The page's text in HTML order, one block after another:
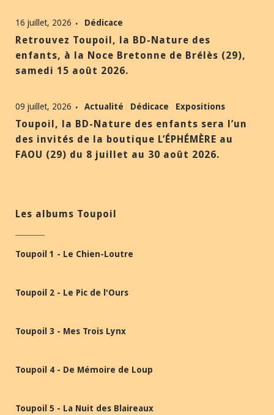
16 juillet, 2026 Dédicace
Retrouvez Toupoil, la BD-Nature des
enfants, à la Noce Bretonne de Brélès (29),
samedi 15 août 2026.
09 juillet, 2026 Actualité Dédicace Expositions
Toupoil, la BD-Nature des enfants sera l’un
des invités de la boutique L’ÉPHÉMÈRE au
FAOU (29) du 8 juillet au 30 août 2026.
Les albums Toupoil
Toupoil 1 - Le Chien-Loutre
Toupoil 2 - Le Pic de l'Ours
Toupoil 3 - Mes Trois Lynx
Toupoil 4 - De Mémoire de Loup
Toupoil 5 - La Nuit des Blaireaux